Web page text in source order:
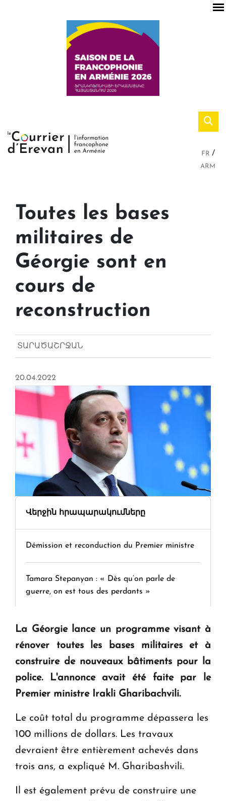
FR
ARM
Toutes les bases
militaires de
Géorgie sont en
cours de
reconstruction
ՏԱՐԱԾԱՇՐՋԱՆ
20.04.2022
Վերջին հրապարակումները
Démission et reconduction du Premier ministre
Tamara Stepanyan : « Dès qu’on parle de
guerre, on est tous des perdants »
" Tant qu'il n'existe pas d'alternative concrète, la
KASA : 30 ans d'audace, de résilience et d'avenir
en Arménie
Le premier hôtel Hyatt Regency d'Arménie
ouvrira ses portes à Dilijan
La Géorgie lance un programme visant à
rénover toutes les bases militaires et à
construire de nouveaux bâtiments pour la
police. L'annonce avait été faite par le
Premier ministre Irakli Gharibachvili.
Le coût total du programme dépassera les
100 millions de dollars. Les travaux
devraient être entièrement achevés dans
trois ans, a expliqué M. Gharibashvili.
Il est également prévu de construire une